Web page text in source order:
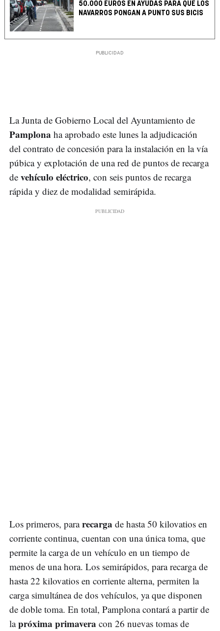
50.000 EUROS EN AYUDAS PARA QUE LOS
NAVARROS PONGAN A PUNTO SUS BICIS
La Junta de Gobierno Local del Ayuntamiento de
Pamplona ha aprobado este lunes la adjudicación
del contrato de concesión para la instalación en la vía
púbica y explotación de una red de puntos de recarga
de vehículo eléctrico, con seis puntos de recarga
rápida y diez de modalidad semirápida.
Los primeros, pararecarga de hasta 50 kilovatios en
corriente continua, cuentan con una única toma, que
permite la carga de un vehículo en un tiempo de
menos de una hora. Los semirápidos, para recarga de
hasta 22 kilovatios en corriente alterna, permiten la
carga simultánea de dos vehículos, ya que disponen
de doble toma. En total, Pamplona contará a partir de
lapróxima primavera con 26 nuevas tomas de